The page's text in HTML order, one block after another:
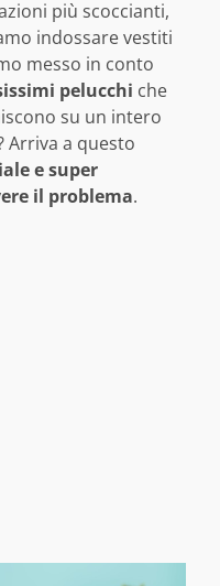
più scoccianti,
indossare vestiti
messo in conto
pelucchi che
su un intero
Arriva a questo
e super
il problema.